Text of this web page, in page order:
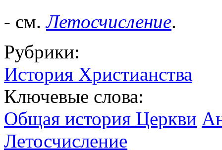
- см.Летосчисление.
Рубрики:
История Христианства
Ключевые слова:
Общая история Церкви
Летосчисление